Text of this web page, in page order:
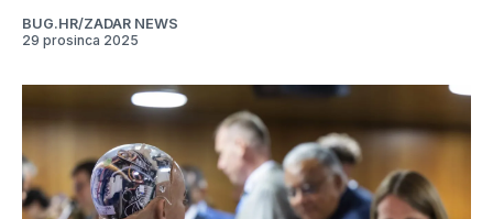
BUG.HR/ZADAR NEWS
29 prosinca 2025